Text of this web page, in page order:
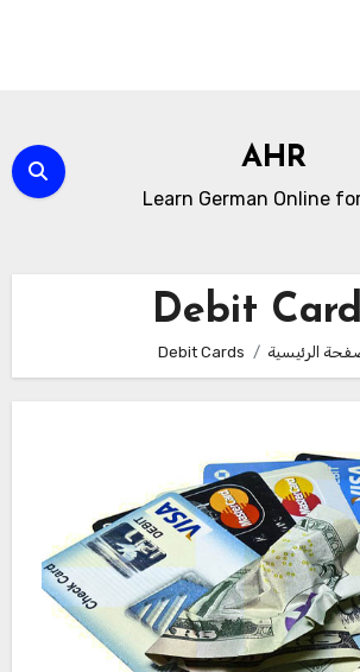
AHR
Learn German Online
Debit
الرئيسية Debit Cards